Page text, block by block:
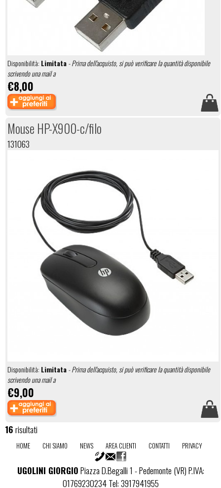
Disponibilità: Limitata- Prima dell'acquisto, si può verificare la quantità disponibile
scrivendo una mail a
€8,00
Mouse HP-X900-c/filo
131063
Disponibilità: Limitata- Prima dell'acquisto, si può verificare la quantità disponibile
scrivendo una mail a
€9,00
16risultati
HOME CHI SIAMO NEWS AREA CLIENTI CONTATTI PRIVACY
UGOLINI GIORGIOPiazza D.Begalli 1 - Pedemonte (VR) P.IVA:
01769230234 Tel: 3917941955